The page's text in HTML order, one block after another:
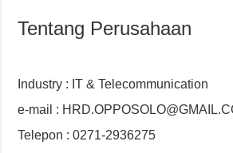
Tentang Perusahaan
Industry : IT & Telecommunication
e-mail :
Telepon : 0271-2936275